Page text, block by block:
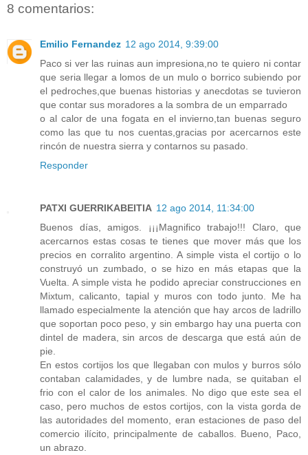
8 comentarios:
Emilio Fernandez 12 ago 2014, 9:39:00
Paco si ver las ruinas aun impresiona,no te quiero ni contar
que seria llegar a lomos de un mulo o borrico subiendo por
el pedroches,que buenas historias y anecdotas se tuvieron
que contar sus moradores a la sombra de un emparrado
o al calor de una fogata en el invierno,tan buenas seguro
como las que tu nos cuentas,gracias por acercarnos este
rincón de nuestra sierra y contarnos su pasado.
Responder
PATXI GUERRIKABEITIA 12 ago 2014, 11:34:00
Buenos días, amigos. ¡¡¡Magnifico trabajo!!! Claro, que
acercarnos estas cosas te tienes que mover más que los
precios en corralito argentino. A simple vista el cortijo o lo
construyó un zumbado, o se hizo en más etapas que la
Vuelta. A simple vista he podido apreciar construcciones en
Mixtum, calicanto, tapial y muros con todo junto. Me ha
llamado especialmente la atención que hay arcos de ladrillo
que soportan poco peso, y sin embargo hay una puerta con
dintel de madera, sin arcos de descarga que está aún de
pie.
En estos cortijos los que llegaban con mulos y burros sólo
contaban calamidades, y de lumbre nada, se quitaban el
frio con el calor de los animales. No digo que este sea el
caso, pero muchos de estos cortijos, con la vista gorda de
las autoridades del momento, eran estaciones de paso del
comercio ilícito, principalmente de caballos. Bueno, Paco,
un abrazo.